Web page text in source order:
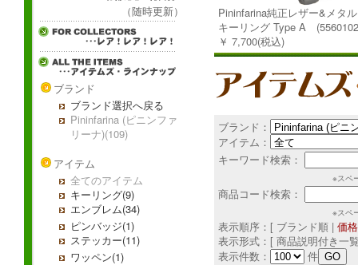
（随時更新）
ブランド
ブランド選択へ戻る
Pininfarina (ピニンファ
リーナ)(109)
アイテム
全てのアイテム
キーリング(9)
エンブレム(34)
ピンバッジ(1)
ステッカー(11)
ワッペン(1)
Pininfarina純正レザー&メタ
キーリング Type A
￥ 7,700(税込)
ブランド：
アイテム：
キーワード検索：
※スペ
商品コード検索：
※スペ
表示順序：[ ブランド順 | 価
表示形式：[ 商品説明付き一
表示件数：
件